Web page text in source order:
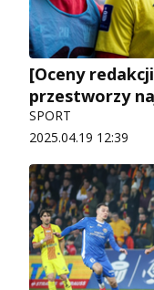
[Oceny
przestworzy
SPORT
2025.04.19 12:39